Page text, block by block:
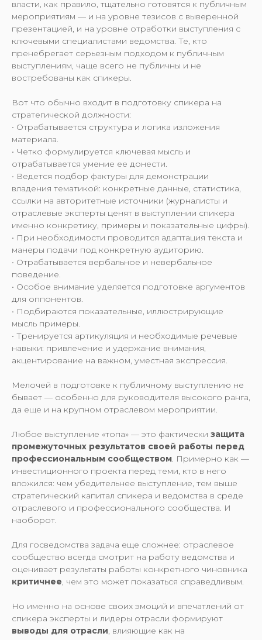
власти, как правило, тщательно готовятся к публичным
мероприятиям — и на уровне тезисов с выверенной
презентацией, и на уровне отработки выступления с
ключевыми специалистами ведомства. Те, кто
пренебрегает серьезным подходом к публичным
выступлениям, чаще всего не публичны и не
востребованы как спикеры.
Вот что обычно входит в подготовку спикера на
стратегической должности:
• Отрабатывается структура и логика изложения
материала.
• Четко формулируется ключевая мысль и
отрабатывается умение ее донести.
• Ведется подбор фактуры для демонстрации
владения тематикой: конкретные данные, статистика,
ссылки на авторитетные источники (журналисты и
отраслевые эксперты ценят в выступлении спикера
именно конкретику, примеры и показательные цифры).
• При необходимости проводится адаптация текста и
манеры подачи под конкретную аудиторию.
• Отрабатывается вербальное и невербальное
поведение.
• Особое внимание уделяется подготовке аргументов
для оппонентов.
• Подбираются показательные, иллюстрирующие
мысль примеры.
• Тренируется артикуляция и необходимые речевые
навыки: привлечение и удержание внимания,
акцентирование на важном, уместная экспрессия.
Мелочей в подготовке к публичному выступлению не
бывает — особенно для руководителя высокого ранга,
да еще и на крупном отраслевом мероприятии.
Любое выступление «топа» — это фактически защита
промежуточных результатов своей работы перед
профессиональным сообществом. Примерно как —
инвестиционного проекта перед теми, кто в него
вложился: чем убедительнее выступление, тем выше
стратегический капитал спикера и ведомства в среде
отраслевого и профессионального сообщества. И
наоборот.
Для госведомства задача еще сложнее: отраслевое
сообщество всегда смотрит на работу ведомства и
оценивает результаты работы конкретного чиновника
критичнее, чем это может показаться справедливым.
Но именно на основе своих эмоций и впечатлений от
спикера эксперты и лидеры отрасли формируют
выводы для отрасли, влияющие как на